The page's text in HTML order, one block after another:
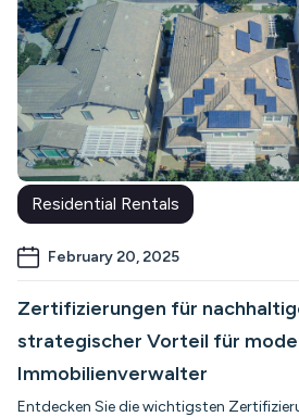
Residential Rentals
February 20, 2025
Zertifizierungen für
strategischer Vorteil für
Immobilienverwalter
Entdecken Sie die wichtigsten